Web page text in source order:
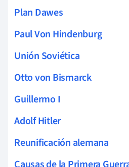
Plan Dawes
Paul Von Hindenburg
Unión Soviética
Otto von Bismarck
Guillermo I
Adolf Hitler
Reunificación alemana